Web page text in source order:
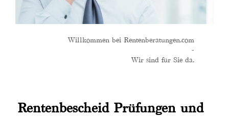
Willkommen bei Rentenberatungen.com
-
Wir sind für Sie da.
Rentenbescheid Prüfungen und